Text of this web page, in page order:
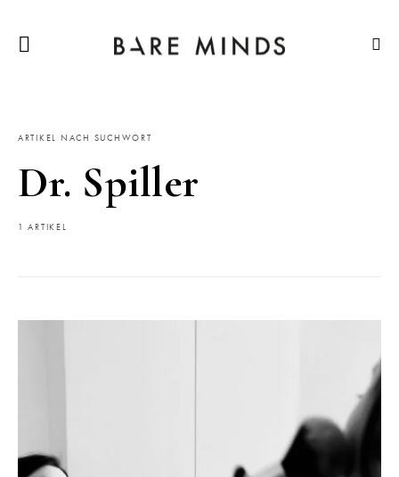
ARTIKEL NACH SUCHWORT
Dr. Spiller
1 ARTIKEL